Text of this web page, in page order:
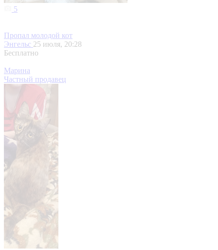
5
Пропал молодой кот
Энгельс 25 июля, 20:28
Бесплатно
Марина
Частный продавец